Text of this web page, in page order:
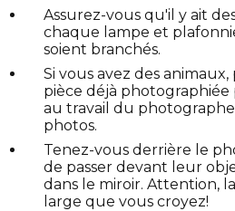
Assurez-vous qu'il y ait
chaque lampe et
soient branchés.
Si vous avez des
pièce déjà
au travail du
photos.
Tenez-vous derrière le
de passer devant leur
dans le miroir. Attention,
large que vous croyez!